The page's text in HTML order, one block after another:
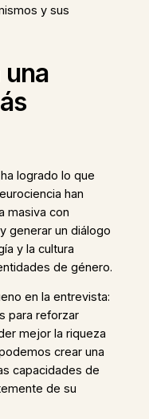
y sus
una
logrado lo que
han
masiva con
generar un diálogo
y la cultura
de género.
en la entrevista:
para reforzar
mejor la riqueza
crear una
capacidades de
de su